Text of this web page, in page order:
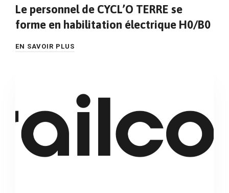
Le personnel de CYCL’O TERRE se
forme en habilitation électrique H0/B0
EN SAVOIR PLUS